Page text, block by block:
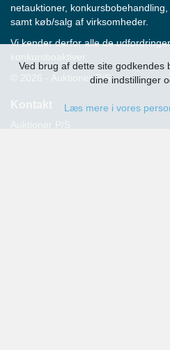
Ved brug af dette site godkendes
dine indstillinger
Læs mere i vores
netauktioner,
samt køb/salg af virksomheder.
Vi kender derfor alle de
konkursboaktiver.
© 2026 - Auktioner P/S
Kontakt
Auktioner P/S